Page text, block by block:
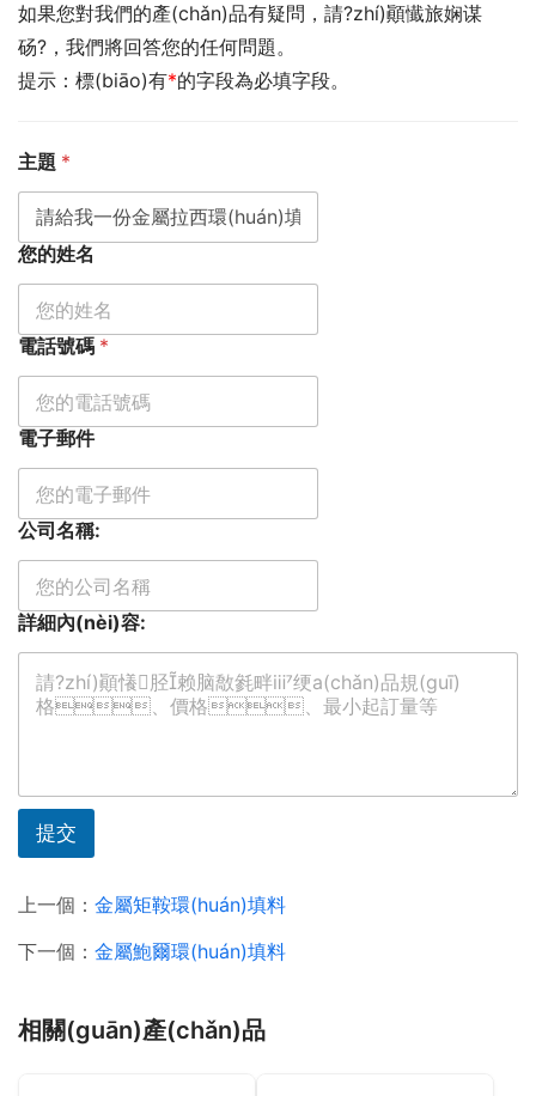
如果您對我們的產(chǎn)品有疑問，請?zhí)顚懴旅娴谋
砀?，我們將回答您的任何問題。
提示：標(biāo)有*的字段為必填字段。
主題 *
您的姓名
電話號碼 *
電子郵件
公司名稱:
詳細內(nèi)容:
提交
上一個： 金屬矩鞍環(huán)填料
下一個： 金屬鮑爾環(huán)填料
相關(guān)產(chǎn)品